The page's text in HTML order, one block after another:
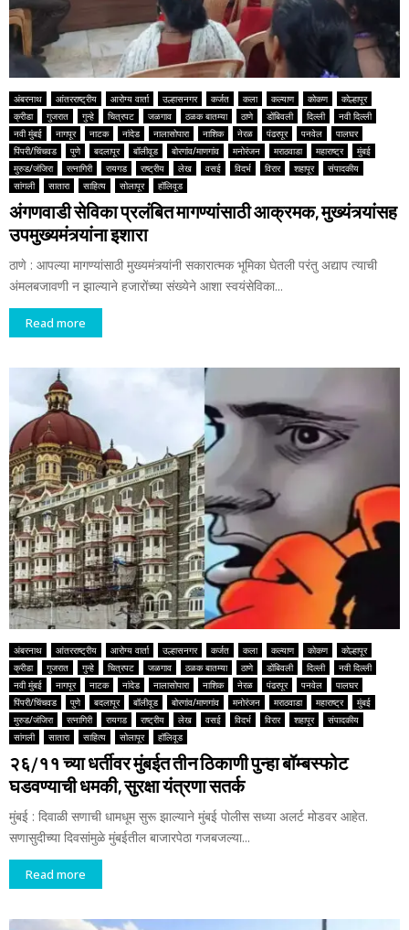
अंबरनाथ आंतरराष्ट्रीय आरोग्य वार्ता उल्हासनगर कर्जत कला कल्याण कोकण
कोल्हापूर
क्रीडा
गुजरात गुन्हे चित्रपट जळगाव ठळक बातम्या ठाणे डोंबिवली दिल्ली
नवी दिल्ली
नवी मुंबई
नागपूर नाटक नांदेड नालासोपारा नाशिक नेरळ पंढरपूर पनवेल
पालघर
पिंपरी/चिंचवड
पुणे बदलापूर बॉलीवूड बोरगांव/माणगांव मनोरंजन मराठवाडा महाराष्ट्र
मुंबई
मुरुड/जंजिरा
रत्नागिरी रायगड राष्ट्रीय लेख वसई विदर्भ विरार शहापूर
संपादकीय
सांगली
सातारा साहित्य सोलापूर हॉलिवूड
अंगणवाडी सेविका प्रलंबित मागण्यांसाठी आक्रमक, मुख्यंत्र्यांसह
उपमुख्यमंत्र्यांना इशारा
ठाणे : आपल्या मागण्यांसाठी मुख्यमंत्र्यांनी सकारात्मक भूमिका घेतली परंतु अद्याप त्याची
अंमलबजावणी न झाल्याने हजारोंच्या संख्येने आशा स्वयंसेविका...
Read more
अंबरनाथ आंतरराष्ट्रीय आरोग्य वार्ता उल्हासनगर कर्जत कला कल्याण कोकण
कोल्हापूर
क्रीडा
गुजरात गुन्हे चित्रपट जळगाव ठळक बातम्या ठाणे डोंबिवली दिल्ली
नवी दिल्ली
नवी मुंबई
नागपूर नाटक नांदेड नालासोपारा नाशिक नेरळ पंढरपूर पनवेल
पालघर
पिंपरी/चिंचवड
पुणे बदलापूर बॉलीवूड बोरगांव/माणगांव मनोरंजन मराठवाडा महाराष्ट्र
मुंबई
मुरुड/जंजिरा
रत्नागिरी रायगड राष्ट्रीय लेख वसई विदर्भ विरार शहापूर
संपादकीय
सांगली
सातारा साहित्य सोलापूर हॉलिवूड
२६/११ च्या धर्तीवर मुंबईत तीन ठिकाणी पुन्हा बॉम्बस्फोट
घडवण्याची धमकी, सुरक्षा यंत्रणा सतर्क
मुंबई : दिवाळी सणाची धामधूम सुरू झाल्याने मुंबई पोलीस सध्या अलर्ट मोडवर आहेत.
सणासुदीच्या दिवसांमुळे मुंबईतील बाजारपेठा गजबजल्या...
Read more